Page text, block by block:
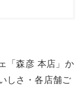
「森彦 本店」か
しさ・各店舗ご